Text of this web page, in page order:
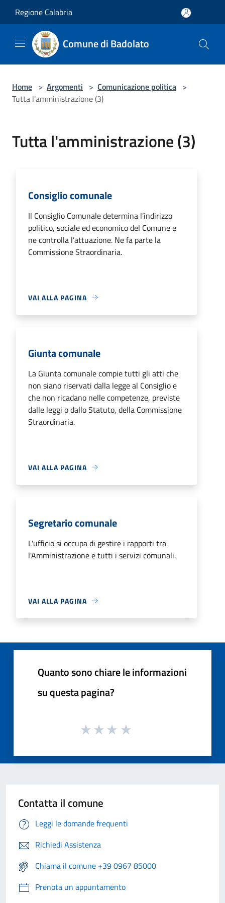
Regione Calabria
Comune di Badolato
Home > Argomenti > Comunicazione politica >
Tutta l'amministrazione (3)
Tutta l'amministrazione (3)
Consiglio comunale
Il Consiglio Comunale determina l’indirizzo
politico, sociale ed economico del Comune e
ne controlla l’attuazione. Ne fa parte la
Commissione Straordinaria.
VAI ALLA PAGINA
Giunta comunale
La Giunta comunale compie tutti gli atti che
non siano riservati dalla legge al Consiglio e
che non ricadano nelle competenze, previste
dalle leggi o dallo Statuto, della Commissione
Straordinaria.
VAI ALLA PAGINA
Segretario comunale
L'ufficio si occupa di gestire i rapporti tra
l'Amministrazione e tutti i servizi comunali.
VAI ALLA PAGINA
Quanto sono chiare le informazioni
su questa pagina?
Contatta il comune
Leggi le domande frequenti
Richiedi Assistenza
Chiama il comune +39 0967 85000
Prenota un appuntamento